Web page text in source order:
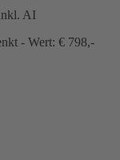
AI
- Wert: € 798,-